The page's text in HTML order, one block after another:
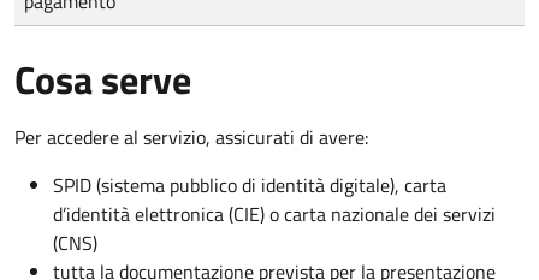
Cosa serve
Per accedere al servizio, assicurati di avere:
SPID (sistema pubblico di identità digitale), carta
d’identità elettronica (CIE) o carta nazionale dei servizi
(CNS)
tutta la documentazione prevista per la presentazione